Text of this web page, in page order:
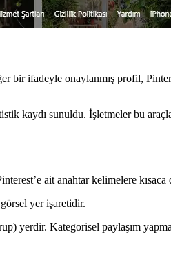
bir ifadeyle onaylanmış profil,
kaydı sunuldu. İşletmeler bu
ait anahtar kelimelere
yer işaretidir.
yerdir. Kategorisel paylaşım